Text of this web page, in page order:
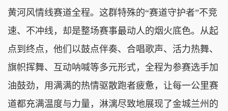
黄河风情线赛道全程。这群特殊的“赛道守护者”不竞
速、不冲线，却是整场赛事最动人的烟火底色。从起
点到终点，他们以鼓点伴奏、合唱歌声、活力热舞、
旗帜挥舞、互动呐喊等多元形式，全程为参赛选手加
油鼓劲，用满满的热情驱散跑者疲惫，让每一公里赛
道都充满温度与力量，淋漓尽致地展现了金城兰州的